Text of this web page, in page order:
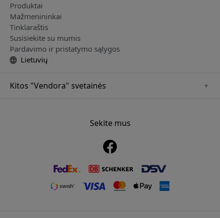
Produktai
Mažmenininkai
Tinklaraštis
Susisiekite su mumis
Pardavimo ir pristatymo sąlygos
Lietuvių
Kitos "Vendora" svetainės
Sekite mus